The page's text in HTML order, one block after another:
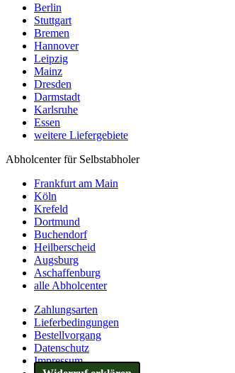
Berlin
Stuttgart
Bremen
Hannover
Leipzig
Mainz
Dresden
Darmstadt
Karlsruhe
Essen
weitere Liefergebiete
Abholcenter für Selbstabholer
Frankfurt am Main
Köln
Krefeld
Dortmund
Buchendorf
Heilberscheid
Augsburg
Aschaffenburg
alle Abholcenter
Zahlungsarten
Lieferbedingungen
Bestellvorgang
Datenschutz
Impressum